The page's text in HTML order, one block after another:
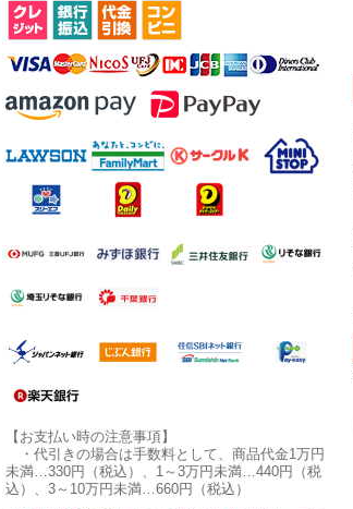
【お支払い時の注意事項】
・代引きの場合は手数料として、商品代金1万円
未満…330円（税込）、1～3万円未満…440円（税
込）、3～10万円未満…660円（税込）